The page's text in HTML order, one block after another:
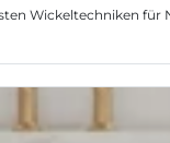
Wickeltechniken für